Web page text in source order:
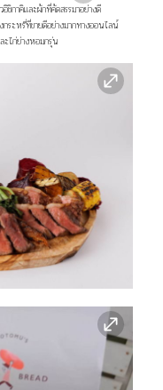
กาคิและผักที่คัดสรรมาอย่างดี
ระหรี่ที่ขายดีอย่างมากทางออนไลน์
ไก่ย่างหอมกรุ่น